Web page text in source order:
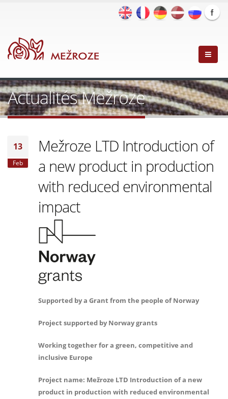
Actualités Mežroze
13
Feb
Mežroze LTD Introduction of
a new product in production
with reduced environmental
impact
Supported by a Grant from the people of Norway
Project supported by Norway grants
Working together for a green, competitive and
inclusive Europe
Project name: Mežroze LTD Introduction of a new
product in production with reduced environmental